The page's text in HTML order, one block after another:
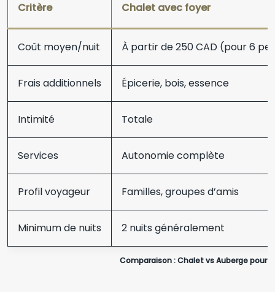
Comparaison : Chalet vs Auberge pour
Critère Chalet avec foyer
Coût moyen/nuit À partir de 250 CAD (pour 6
Frais additionnels Épicerie, bois, essence
Intimité Totale
Services Autonomie complète
Profil voyageur Familles, groupes d’amis
Minimum de nuits 2 nuits généralement